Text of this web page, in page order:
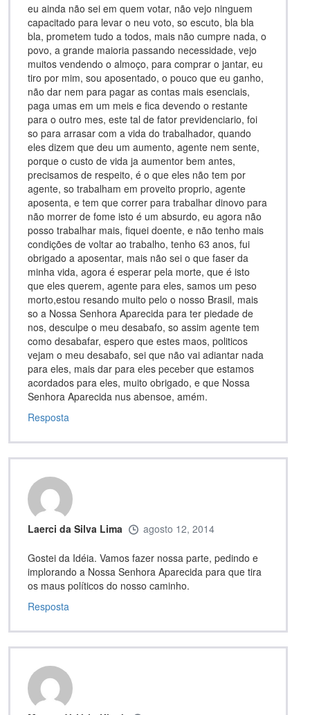
eu ainda não sei em quem votar, não vejo ninguem
capacitado para levar o neu voto, so escuto, bla bla
bla, prometem tudo a todos, mais não cumpre nada, o
povo, a grande maioria passando necessidade, vejo
muitos vendendo o almoço, para comprar o jantar, eu
tiro por mim, sou aposentado, o pouco que eu ganho,
não dar nem para pagar as contas mais esenciais,
paga umas em um meis e fica devendo o restante
para o outro mes, este tal de fator previdenciario, foi
so para arrasar com a vida do trabalhador, quando
eles dizem que deu um aumento, agente nem sente,
porque o custo de vida ja aumentor bem antes,
precisamos de respeito, é o que eles não tem por
agente, so trabalham em proveito proprio, agente
aposenta, e tem que correr para trabalhar dinovo para
não morrer de fome isto é um absurdo, eu agora não
posso trabalhar mais, fiquei doente, e não tenho mais
condições de voltar ao trabalho, tenho 63 anos, fui
obrigado a aposentar, mais não sei o que faser da
minha vida, agora é esperar pela morte, que é isto
que eles querem, agente para eles, samos um peso
morto,estou resando muito pelo o nosso Brasil, mais
so a Nossa Senhora Aparecida para ter piedade de
nos, desculpe o meu desabafo, so assim agente tem
como desabafar, espero que estes maos, politicos
vejam o meu desabafo, sei que não vai adiantar nada
para eles, mais dar para eles peceber que estamos
acordados para eles, muito obrigado, e que Nossa
Senhora Aparecida nus abensoe, amém.
Resposta
Laerci da Silva Lima agosto 12, 2014
Gostei da Idéia. Vamos fazer nossa parte, pedindo e
implorando a Nossa Senhora Aparecida para que tira
os maus políticos do nosso caminho.
Resposta